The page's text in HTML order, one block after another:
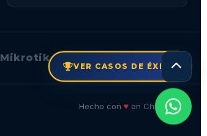
Mikrotik
Hecho con ♥ en Chile 🇨🇱
VER CASOS DE ÉXITO